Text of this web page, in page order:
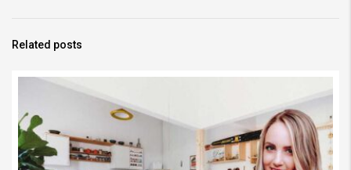
Related posts